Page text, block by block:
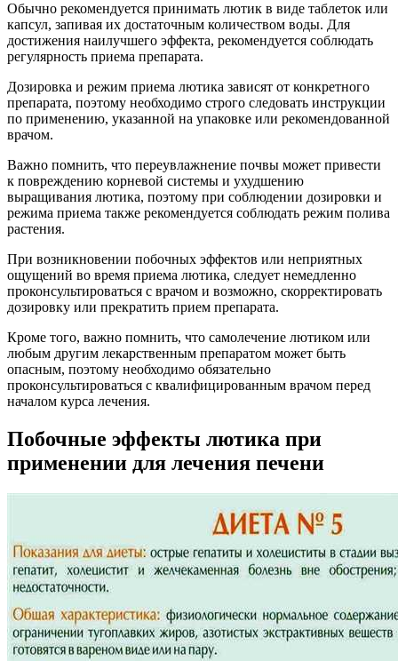
Обычно рекомендуется принимать лютик в виде таблеток или
капсул, запивая их достаточным количеством воды. Для
достижения наилучшего эффекта, рекомендуется соблюдать
регулярность приема препарата.
Дозировка и режим приема лютика зависят от конкретного
препарата, поэтому необходимо строго следовать инструкции
по применению, указанной на упаковке или рекомендованной
врачом.
Важно помнить, что переувлажнение почвы может привести
к повреждению корневой системы и ухудшению
выращивания лютика, поэтому при соблюдении дозировки и
режима приема также рекомендуется соблюдать режим полива
растения.
При возникновении побочных эффектов или неприятных
ощущений во время приема лютика, следует немедленно
проконсультироваться с врачом и возможно, скорректировать
дозировку или прекратить прием препарата.
Кроме того, важно помнить, что самолечение лютиком или
любым другим лекарственным препаратом может быть
опасным, поэтому необходимо обязательно
проконсультироваться с квалифицированным врачом перед
началом курса лечения.
Побочные эффекты лютика при
применении для лечения печени